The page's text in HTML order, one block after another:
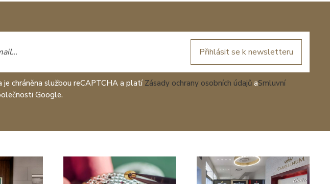
Přihlásit se k newsletteru
je chráněna službou reCAPTCHA a platí Zásady ochrany osobních údajů aSmluvní
Google.